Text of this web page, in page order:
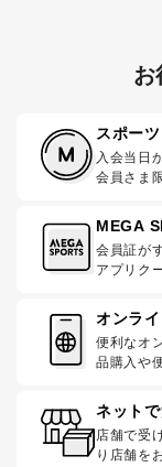
お
スポー
入会当日
会員さま
MEGA
会員証が
アプリク
オンラ
便利なオ
品購入や
ネット
店舗で受
り店舗を